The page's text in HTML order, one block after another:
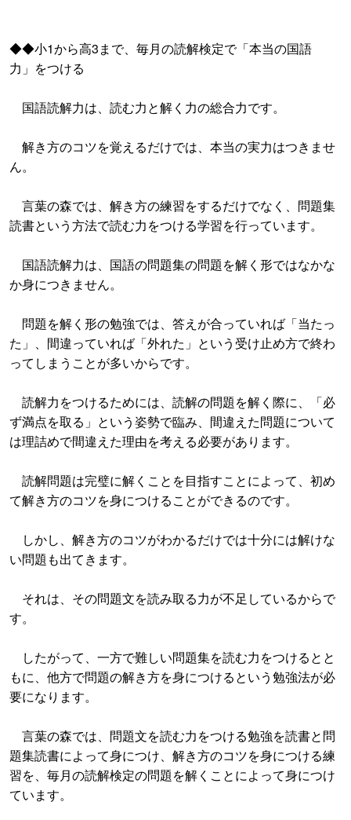
◆◆小1から高3まで、毎月の読解検定で「本当の国語
力」をつける
国語読解力は、読む力と解く力の総合力です。
解き方のコツを覚えるだけでは、本当の実力はつきませ
ん。
言葉の森では、解き方の練習をするだけでなく、問題集
読書という方法で読む力をつける学習を行っています。
国語読解力は、国語の問題集の問題を解く形ではなかな
か身につきません。
問題を解く形の勉強では、答えが合っていれば「当たっ
た」、間違っていれば「外れた」という受け止め方で終わ
ってしまうことが多いからです。
読解力をつけるためには、読解の問題を解く際に、「必
ず満点を取る」という姿勢で臨み、間違えた問題について
は理詰めで間違えた理由を考える必要があります。
読解問題は完璧に解くことを目指すことによって、初め
て解き方のコツを身につけることができるのです。
しかし、解き方のコツがわかるだけでは十分には解けな
い問題も出てきます。
それは、その問題文を読み取る力が不足しているからで
す。
したがって、一方で難しい問題集を読む力をつけるとと
もに、他方で問題の解き方を身につけるという勉強法が必
要になります。
言葉の森では、問題文を読む力をつける勉強を読書と問
題集読書によって身につけ、解き方のコツを身につける練
習を、毎月の読解検定の問題を解くことによって身につけ
ています。